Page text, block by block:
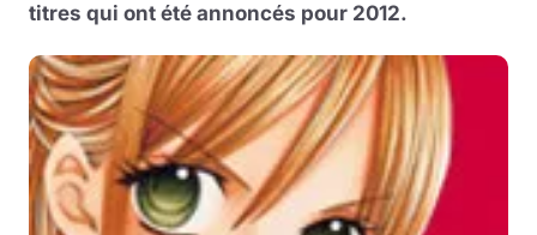
titres qui ont été annoncés pour 2012.